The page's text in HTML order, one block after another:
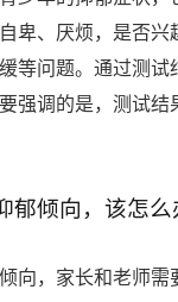
卑、厌烦，是否
等问题。通过测
强调的是，测试
倾向，该怎么
向，家长和老师